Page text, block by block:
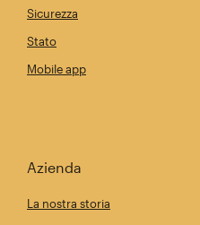
Sicurezza
Stato
Mobile app
Azienda
La nostra storia